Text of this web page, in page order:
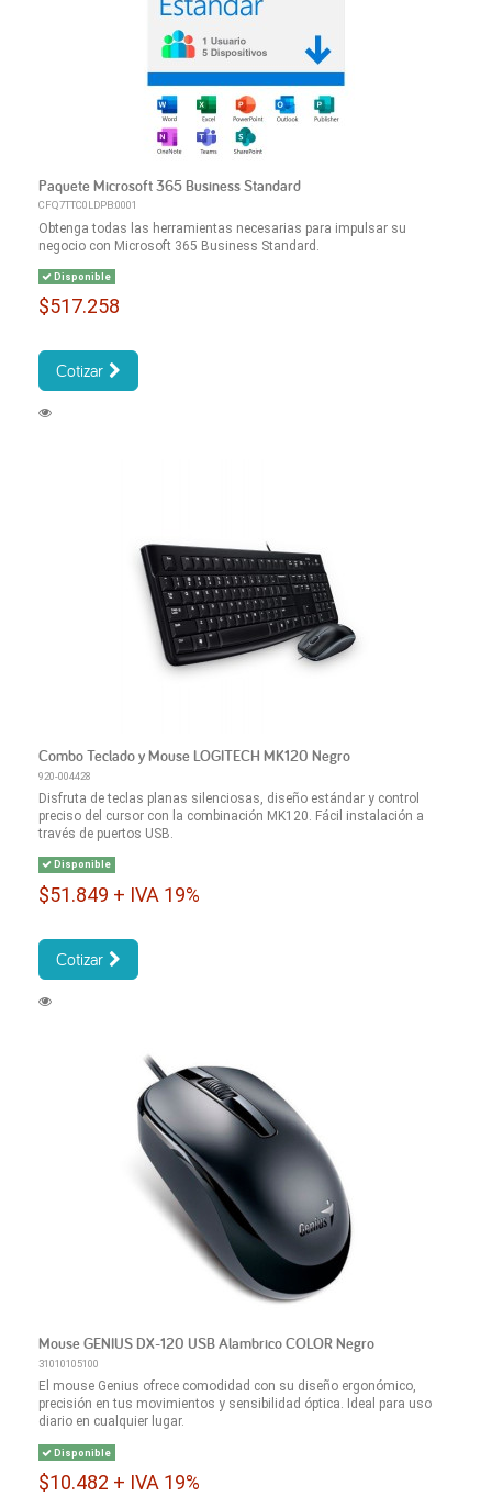
Paquete Microsoft 365 Business Standard
CFQ7TTC0LDPB:0001
Obtenga todas las herramientas necesarias para impulsar su
negocio con Microsoft 365 Business Standard.
Disponible
$517.258
Cotizar
Combo Teclado y Mouse LOGITECH MK120 Negro
920-004428
Disfruta de teclas planas silenciosas, diseño estándar y control
preciso del cursor con la combinación MK120. Fácil instalación a
través de puertos USB.
Disponible
$51.849 + IVA 19%
Cotizar
Mouse GENIUS DX-120 USB Alambrico COLOR Negro
31010105100
El mouse Genius ofrece comodidad con su diseño ergonómico,
precisión en tus movimientos y sensibilidad óptica. Ideal para uso
diario en cualquier lugar.
Disponible
$10.482 + IVA 19%